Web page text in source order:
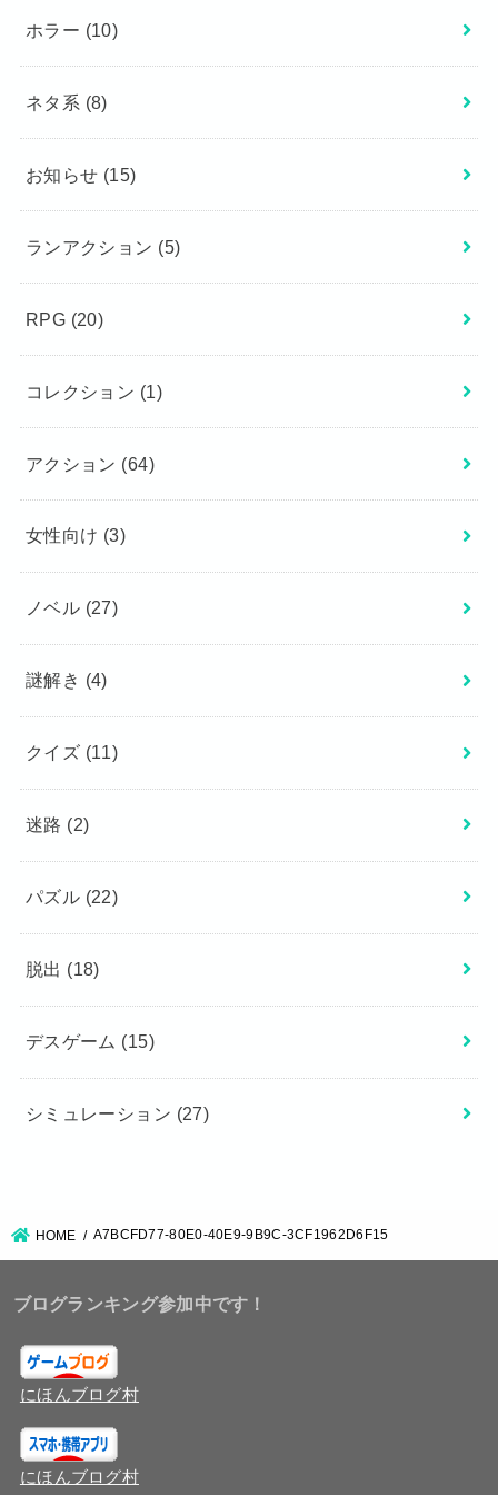
ホラー (10)
ネタ系 (8)
お知らせ (15)
ランアクション (5)
RPG (20)
コレクション (1)
アクション (64)
女性向け (3)
ノベル (27)
謎解き (4)
クイズ (11)
迷路 (2)
パズル (22)
脱出 (18)
デスゲーム (15)
シミュレーション (27)
HOME A7BCFD77-80E0-40E9-9B9C-3CF1962D6F15
ブログランキング参加中です！
にほんブログ村
にほんブログ村